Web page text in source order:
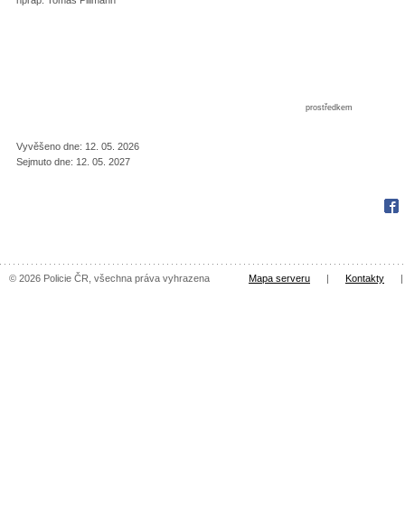
prostředkem
Vyvěšeno dne: 12. 05. 2026
Sejmuto dne: 12. 05. 2027
© 2026 Policie ČR, všechna práva vyhrazena Mapa serveru | Kontakty |